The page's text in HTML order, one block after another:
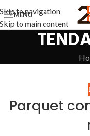
Skip to navigation
Skip to main content
MENU
Parquet